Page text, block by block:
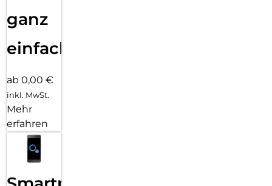
ganz
einfach
ab 0,00 €
inkl. MwSt.
Mehr
erfahren